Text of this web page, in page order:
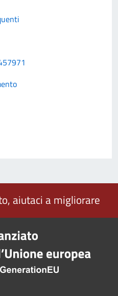
aiutaci a migliorare